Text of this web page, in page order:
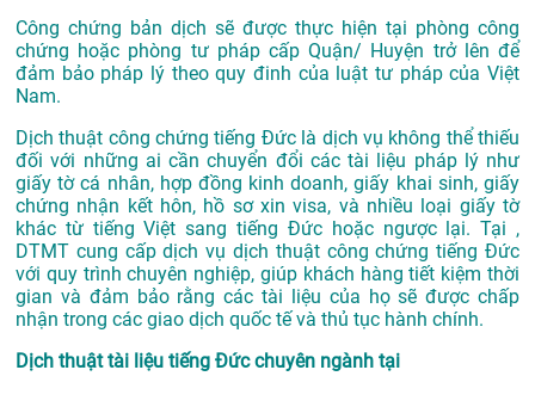
Công chứng bản dịch sẽ được thực hiện tại phòng công
chứng hoặc phòng tư pháp cấp Quận/ Huyện trở lên để
đảm bảo pháp lý theo quy đinh của luật tư pháp của Việt
Nam.
Dịch thuật công chứng tiếng Đức là dịch vụ không thể thiếu
đối với những ai cần chuyển đổi các tài liệu pháp lý như
giấy tờ cá nhân, hợp đồng kinh doanh, giấy khai sinh, giấy
chứng nhận kết hôn, hồ sơ xin visa, và nhiều loại giấy tờ
khác từ tiếng Việt sang tiếng Đức hoặc ngược lại. Tại ,
DTMT cung cấp dịch vụ dịch thuật công chứng tiếng Đức
với quy trình chuyên nghiệp, giúp khách hàng tiết kiệm thời
gian và đảm bảo rằng các tài liệu của họ sẽ được chấp
nhận trong các giao dịch quốc tế và thủ tục hành chính.
Dịch thuật tài liệu tiếng Đức chuyên ngành tại